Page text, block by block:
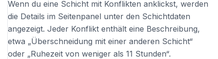
Wenn du eine Schicht mit Konflikten anklickst, werden
die Details im Seitenpanel unter den Schichtdaten
angezeigt. Jeder Konflikt enthält eine Beschreibung,
etwa „Überschneidung mit einer anderen Schicht“
oder „Ruhezeit von weniger als 11 Stunden“.